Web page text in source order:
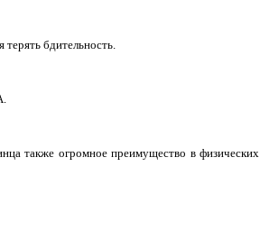
бдительность.
также огромное преимущество в физических